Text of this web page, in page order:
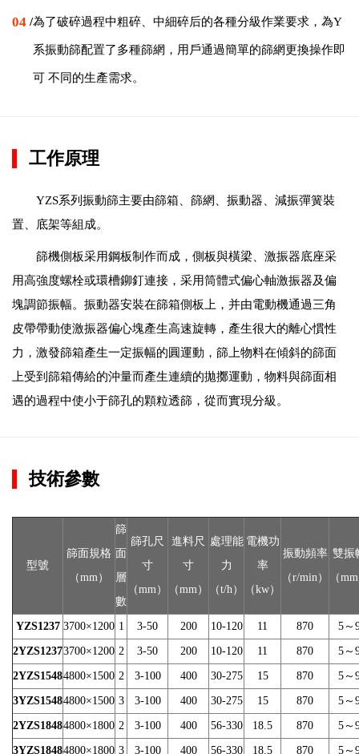
04 /為了破碎過程中粗碎、中細碎后的各種分級作業要求，為Y
系振動篩配置了多種篩網，用戶通過簡單的篩網更換操作即
可 不同的生產需求。
工作原理
YZS系列振動篩主要由篩箱、篩網、振動器、減振彈簧裝
置、底架等組成。
篩機側板采用鋼板制作而成，側板與橫梁、激振器底座采
用高強度螺栓或環槽鉚釘連接，采用筒體式偏心軸激振器及偏
塊調節振幅。振動器安裝在篩箱側板上，并由電動機通過三角
皮帶帶動使激振器偏心塊產生高速旋轉，產生很大的離心慣性
力，激發篩箱產生一定振幅的圓運動，篩上物料在傾斜的篩面
上受到篩箱傳給的沖量而產生連續的拋擲運動，物料與篩面相
遇的過程中使小于篩孔的顆粒透篩，從而實現分級。
技術參數
型號
篩面規格
（mm）
篩
面
層
數
篩孔尺
寸
（mm）
進料尺
寸
（mm）
處理能
力
（t/h）
電機功
率
（kw）
振動頻率
（r/min）
雙振
（
YZS1237 3700×1200 1 3-50 200 10-120 11 870 5～
2YZS12373700×1200 2 3-50 200 10-120 11 870 5～
2YZS15484800×1500 2 3-100 400 30-275 15 870 5～
3YZS15484800×1500 3 3-100 400 30-275 15 870 5～
2YZS18484800×1800 2 3-100 400 56-330 18.5 870 5～
3YZS18484800×1800 3 3-100 400 56-330 18.5 870 5～